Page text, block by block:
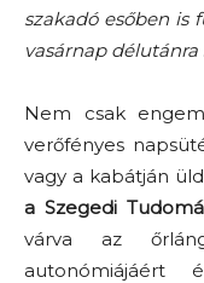
szakadó esőben is
vasárnap
Nem csak
verőfényes
vagy a kabátján
a Szegedi
várva az
autonómiájáért